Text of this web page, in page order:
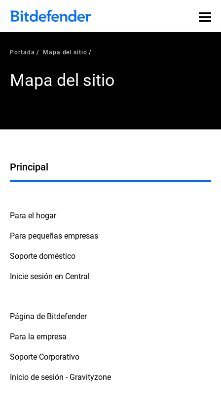
Portada Mapa del sitio
Mapa del sitio
Principal
Para el hogar
Para pequeñas empresas
Soporte doméstico
Inicie sesión en Central
Página de Bitdefender
Para la empresa
Soporte Corporativo
Inicio de sesión - Gravityzone